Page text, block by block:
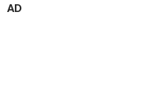
AD